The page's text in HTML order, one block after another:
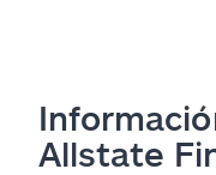
Allstate